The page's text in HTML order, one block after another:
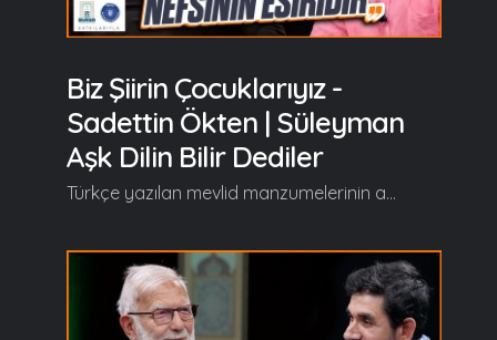
Biz Şiirin Çocuklarıyız -
Sadettin Ökten | Süleyman
Aşk Dilin Bilir Dediler
Türkçe yazılan mevlid manzumelerinin arasında özel bir yere sahip olan, Süleyman Çelebi’nin aşkla kaleme aldığı Vesîlet’ün Necât (Mevlid-i Şerif) eserini Prof. Dr. Sadeddin Ökten’le birlikte "Süleyman Aşk Dilin Bilir Dediler" programında hem okuyup hem de şerh ediyoruz… Süleyman Aşk Dilin Bilir Dediler'in yeni bölümünde başlıca şunlar konuşuldu; Serdar Tuncer: "Merhabâ ey pâdişâh-ı dü cihân Senin için oldu kevn ile mekân Ey cemâli gün yüzü bedr-i münîr Ey kamu düşmüşlere sen destgîr" Süleyman Çelebi Hazretlerinin Vesîlet’ün Necât'ın 'Merhaba Bahri'nden iki beyitle Süleyman Aşk Dilin Bilir Dediler'e başlıyoruz efendim. Hoş geldiniz, safalar getirdiniz... Sadeddin Ökten: "Ey kamu düşmüşlere sen destgîr" Elden tutan demek... Elimizden tutan olmasa biz hiçbir şeyiz... Çocukluğu hatırlayın. Önce anne tutuyor sonra baba tutuyor sonra... Geçen de bi yerde konuşuyorduk öğretmenlerle. Ben dedim muallim diyorum, üç tane de muallim tanıdım hayatta; ilimle iştigal, ilim talim eden... Öğretmen öğretir. Hayır da öğretir şer de öğretir ama muallim başka bi şey. İlim talim ediyor. İlim ne? İlm-i İlahi'den bir cüzdür ilim. Fizikte buna dahil... Dolayısıyla hepimizin elinden tutacak birisi lazım. Muallim tuttu işte sonra üniversite hocası tuttu. Eski zamanda mürşid tutardı. Mürşid tutar seni nereye götürür? Sünnet-i Seniyye'ye götürür. Peki o hangi yol? Sırat-ı Müstakim'in adım taşlarına yürütür seni... Devamı videoda... Gelin, Beraber Yürüyelim...